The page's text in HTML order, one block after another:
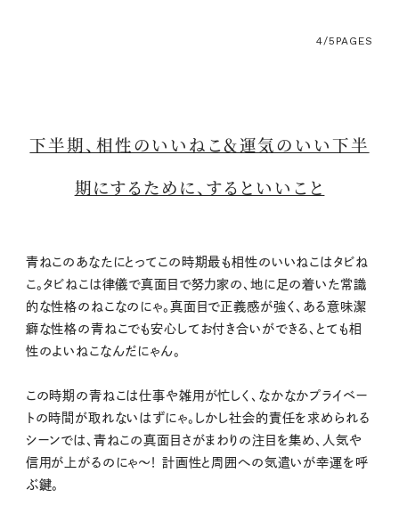
4/5 PAGES
下半期、相性のいいねこ＆運気のいい下半
期にするために、するといいこと
青ねこのあなたにとってこの時期最も相性のいいねこはタビね
こ。タビねこは律儀で真面目で努力家の、地に足の着いた常識
的な性格のねこなのにゃ。真面目で正義感が強く、ある意味潔
癖な性格の青ねこでも安心してお付き合いができる、とても相
性のよいねこなんだにゃん。
この時期の青ねこは仕事や雑用が忙しく、なかなかプライベー
トの時間が取れないはずにゃ。しかし社会的責任を求められる
シーンでは、青ねこの真面目さがまわりの注目を集め、人気や
信用が上がるのにゃ〜！ 計画性と周囲への気遣いが幸運を呼
ぶ鍵。